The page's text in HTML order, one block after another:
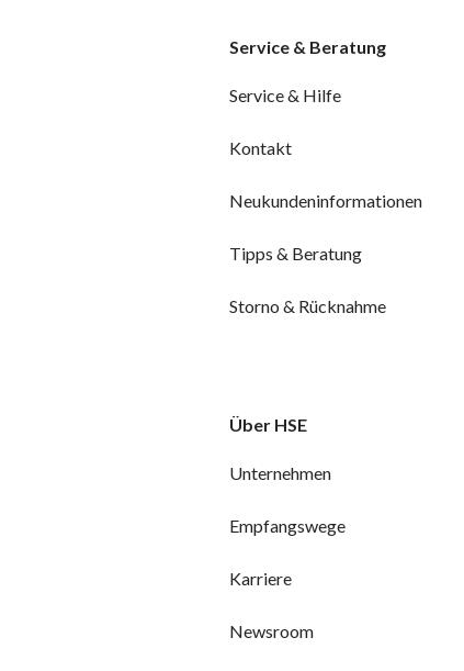
Service & Beratung
Service & Hilfe
Kontakt
Neukundeninformationen
Tipps & Beratung
Storno & Rücknahme
Über HSE
Unternehmen
Empfangswege
Karriere
Newsroom